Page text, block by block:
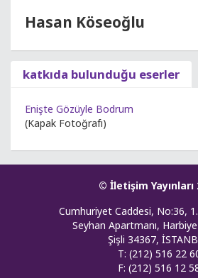
Hasan Köseoğlu
katkıda bulunduğu eserler
Enişte Gözüyle Bodrum
(Kapak Fotoğrafı)
© İletişim Yayınları
Cumhuriyet Caddesi, No:36,
Seyhan Apartmanı,
Şişli 34367,
T: (212) 516 22
F: (212) 516 12